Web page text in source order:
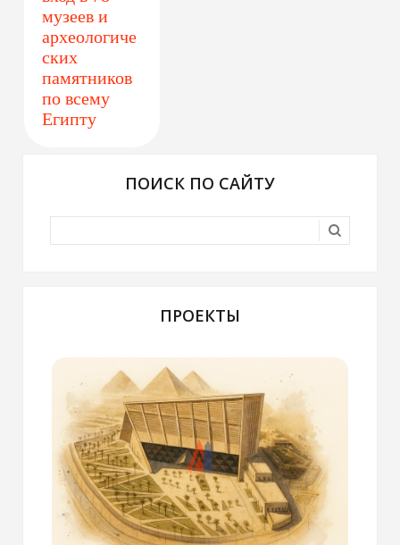
музеев и
археологиче
ских
памятников
по всему
Египту
ПОИСК ПО САЙТУ
ПРОЕКТЫ